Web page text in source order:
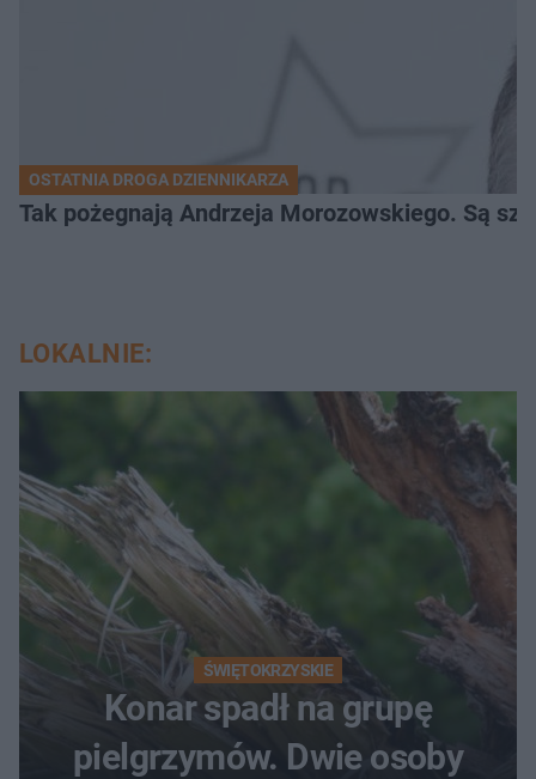
OSTATNIA DROGA DZIENNIKARZA
Tak pożegnają Andrzeja Morozowskiego. Są
LOKALNIE:
ŚWIĘTOKRZYSKIE
Konar spadł na grupę
pielgrzymów. Dwie osoby